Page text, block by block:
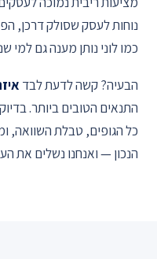
נוחות לעסק שסולק דרכן,
כמו לוני נותן מענה גם למי
הבעיה? קשה לדעת לבד
התנאים הטובים ביותר.
כל הגופים, טבלת השוואה,
הנכון — ואנחנו נשלים את